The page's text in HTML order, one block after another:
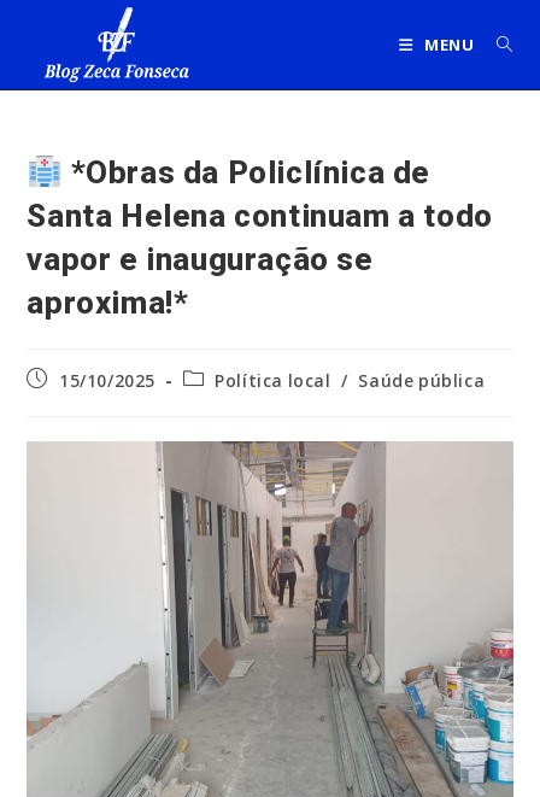
MENU
*Obras da Policlínica de
Santa Helena continuam a todo
vapor e inauguração se
aproxima!*
Post15/10/2025
Categoria
Política local / Saúde pública